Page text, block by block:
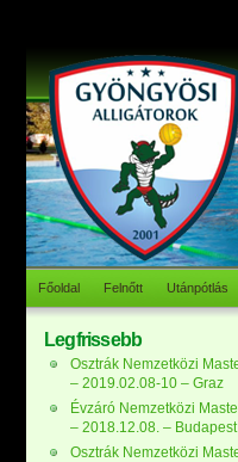
Főoldal Felnőtt Utánpótlás
Legfrissebb
Osztrák Nemzetközi
– 2019.02.08-10 – Graz
Évzáró Nemzetközi
– 2018.12.08. – Budapest
Osztrák Nemzetközi